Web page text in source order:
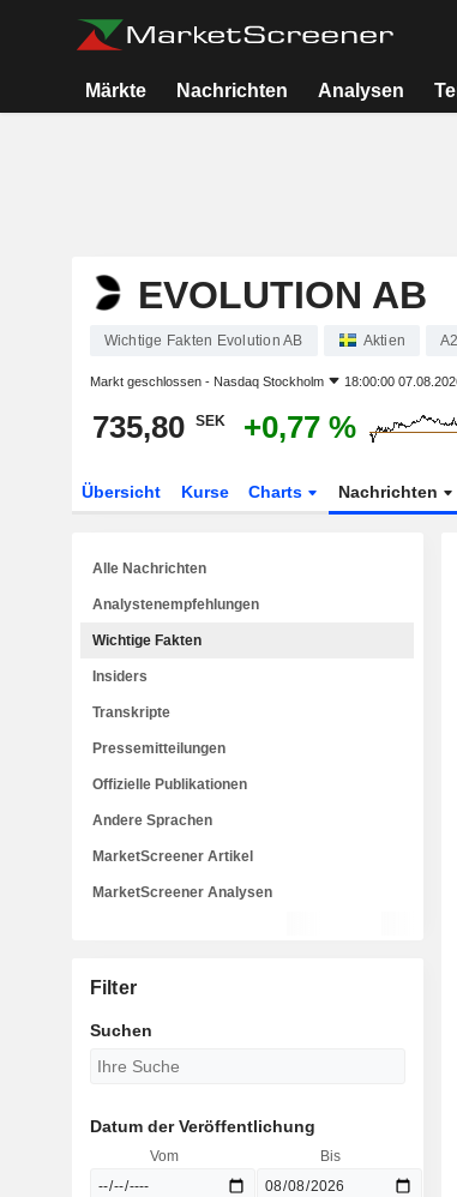
Märkte Nachrichten Analysen
EVOLUTION AB
Wichtige Fakten Evolution AB Aktien
Markt geschlossen - Nasdaq Stockholm 18:00:00
735,80 SEK +0,77 %
Übersicht Kurse Charts Nachrichten
Alle Nachrichten
Analystenempfehlungen
Wichtige Fakten
Insiders
Transkripte
Pressemitteilungen
Offizielle Publikationen
Andere Sprachen
MarketScreener Artikel
MarketScreener Analysen
Filter
Suchen
Datum der Veröffentlichung
Vom Bis